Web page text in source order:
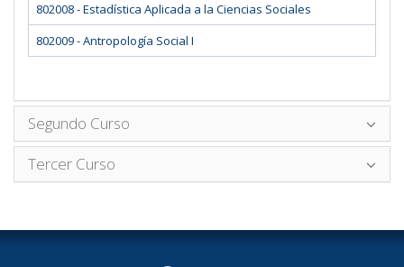
802008 - Estadística Aplicada a la Ciencias Sociales
802009 - Antropología Social I
Segundo Curso
Tercer Curso